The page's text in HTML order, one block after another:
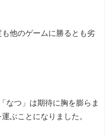
他のゲームに勝るとも劣
なつ」は期待に胸を膨らま
ぶことになりました。